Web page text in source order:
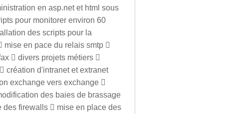
en asp.net et html sous
pour monitorer environ 60
des scripts pour la
en pace du relais smtp 
 divers projets métiers 
création d'intranet et extranet
exchange vers exchange 
des baies de brassage
firewalls  mise en place des